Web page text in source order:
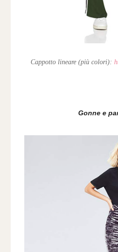
Cappotto lineare (più colori):
Gonne e